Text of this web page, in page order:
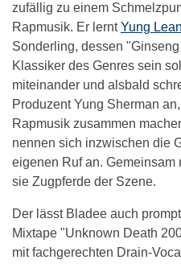
zufällig zu einem
Rapmusik. Er lerntYung Lean
Sonderling, dessen
Klassiker des Genres sein
miteinander und alsbald
Produzent Yung Sherman
Rapmusik zusammen
nennen sich inzwischen die
eigenen Ruf an. Gemeinsam
sie Zugpferde der Szene.
Der lässt Bladee auch
Mixtape "Unknown Death
mit fachgerechten Drain-